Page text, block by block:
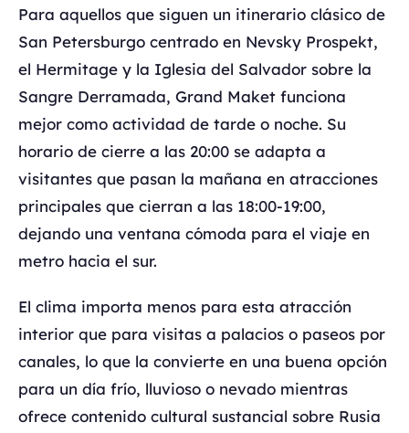
Para aquellos que siguen un itinerario clásico de
San Petersburgo centrado en Nevsky Prospekt,
el Hermitage y la Iglesia del Salvador sobre la
Sangre Derramada, Grand Maket funciona
mejor como actividad de tarde o noche. Su
horario de cierre a las 20:00 se adapta a
visitantes que pasan la mañana en atracciones
principales que cierran a las 18:00-19:00,
dejando una ventana cómoda para el viaje en
metro hacia el sur.
El clima importa menos para esta atracción
interior que para visitas a palacios o paseos por
canales, lo que la convierte en una buena opción
para un día frío, lluvioso o nevado mientras
ofrece contenido cultural sustancial sobre Rusia